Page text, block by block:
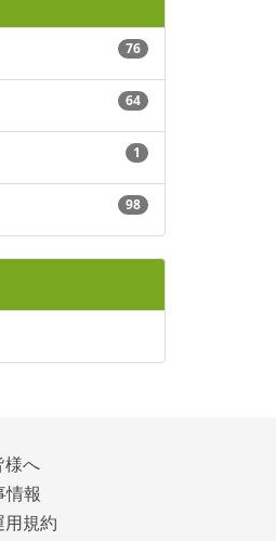
76
64
1
98
様へ
情報
規約